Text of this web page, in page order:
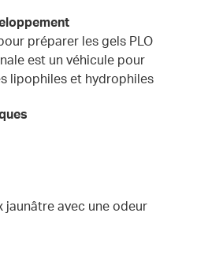
préparer les gels PLO
est un véhicule pour
lipophiles et hydrophiles
jaunâtre avec une odeur